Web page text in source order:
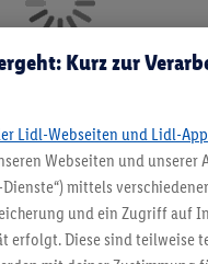
Abgabe nur in haushaltsüblichen
beworbenen Produkte, vor allem
Sortiment. Abbildungen ähnlich.
Kurz zur
Lidl-Webseiten und Lidl-App
Webseiten und unserer
mittels
und ein Zugriff auf
erfolgt. Diese sind teilweise